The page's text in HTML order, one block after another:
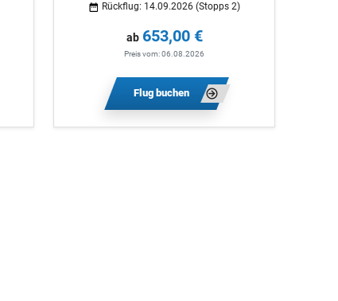
Rückflug: 14.09.2026 (Stopps 2)
ab 653,00 €
Preis vom: 06.08.2026
Flug buchen